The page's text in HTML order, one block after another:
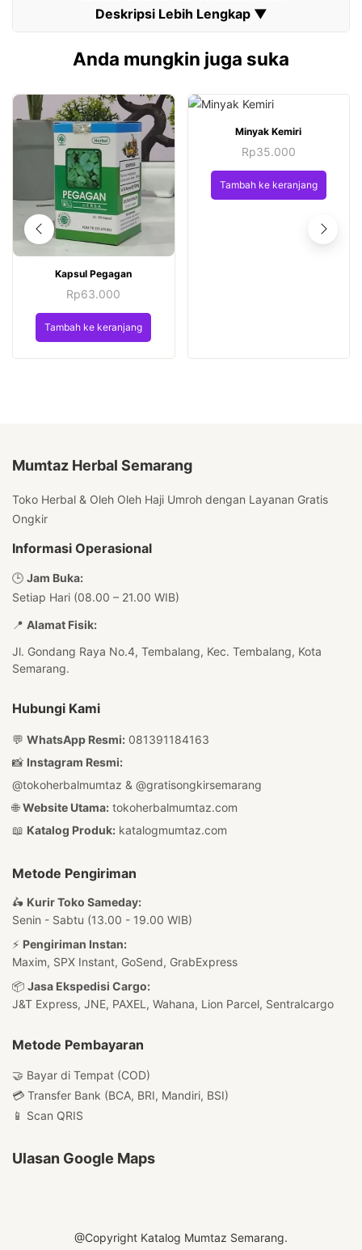
Anda mungkin juga suka
Kapsul Pegagan
Rp63.000
Tambah ke keranjang
Minyak Kemiri
Rp35.000
Tambah ke keranjang
Mumtaz Herbal Semarang
Toko Herbal & Oleh Oleh Haji Umroh dengan Layanan Gratis
Ongkir
Informasi Operasional
🕒 Jam Buka:
Setiap Hari (08.00 – 21.00 WIB)
📍 Alamat Fisik:
Jl. Gondang Raya No.4, Tembalang, Kec. Tembalang, Kota
Semarang.
Hubungi Kami
💬 WhatsApp Resmi: 081391184163
📸 Instagram Resmi:
@tokoherbalmumtaz & @gratisongkirsemarang
🌐Website Utama: tokoherbalmumtaz.com
📖 Katalog Produk: katalogmumtaz.com
Metode Pengiriman
🛵 Kurir Toko Sameday:
Senin - Sabtu (13.00 - 19.00 WIB)
⚡ Pengiriman Instan:
Maxim, SPX Instant, GoSend, GrabExpress
📦 Jasa Ekspedisi Cargo:
J&T Express, JNE, PAXEL, Wahana, Lion Parcel, Sentralcargo
Metode Pembayaran
🤝 Bayar di Tempat (COD)
💳 Transfer Bank (BCA, BRI, Mandiri, BSI)
📱 Scan QRIS
Ulasan Google Maps
@Copyright Katalog Mumtaz Semarang.